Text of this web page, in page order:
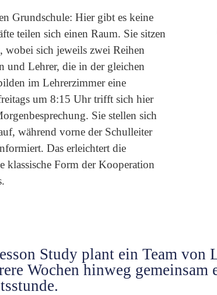
Grundschule: Hier gibt es keine
teilen sich einen Raum. Sie sitzen
sich jeweils zwei Reihen
und Lehrer, die in der gleichen
im Lehrerzimmer eine
um 8:15 Uhr trifft sich hier
Sie stellen sich
während vorne der Schulleiter
Das erleichtert die
klassische Form der Kooperation
Study plant ein Team von
Wochen hinweg gemeinsam